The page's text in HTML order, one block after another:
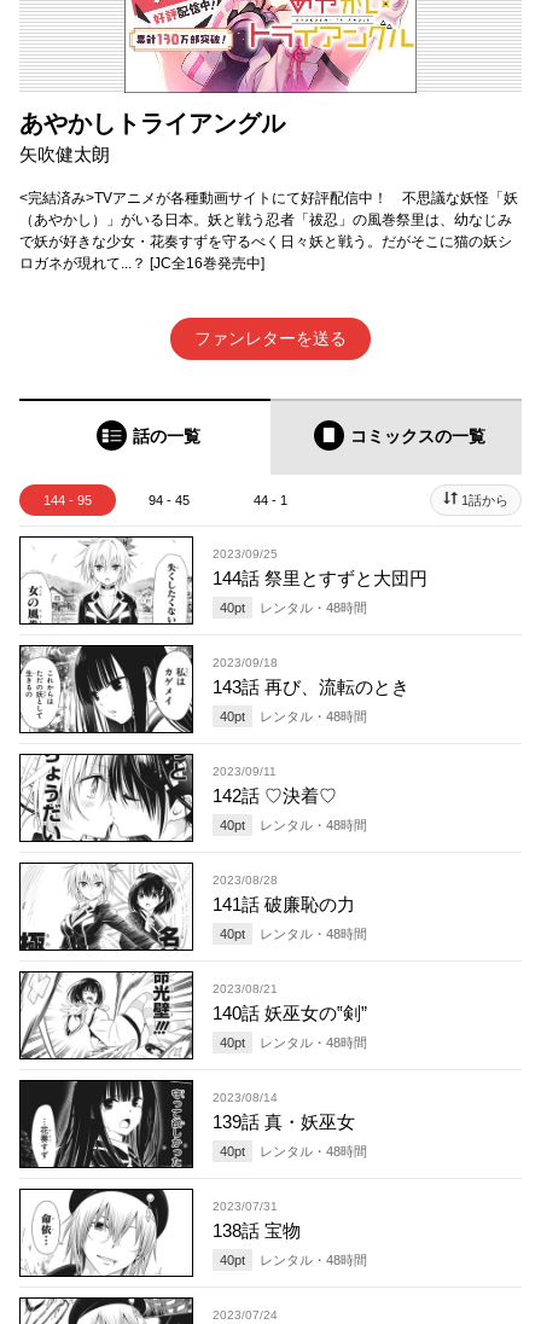
あやかしトライアングル
矢吹健太朗
<完結済み>TVアニメが各種動画サイトにて好評配信中！ 不思議な妖怪「妖
（あやかし）」がいる日本。妖と戦う忍者「祓忍」の風巻祭里は、幼なじみ
で妖が好きな少女・花奏すずを守るべく日々妖と戦う。だがそこに猫の妖シ
ロガネが現れて...？ [JC全16巻発売中]
ファンレターを送る
話の一覧 コミックスの一覧
144 - 95 94 - 45 44 - 1 1話から
2023/09/25
144話 祭里とすずと大団円
40pt レンタル・ 48時間
2023/09/18
143話 再び、流転のとき
40pt レンタル・ 48時間
2023/09/11
142話 ♡決着♡
40pt レンタル・ 48時間
2023/08/28
141話 破廉恥の力
40pt レンタル・ 48時間
2023/08/21
140話 妖巫女の‟剣”
40pt レンタル・ 48時間
2023/08/14
139話 真・妖巫女
40pt レンタル・ 48時間
2023/07/31
138話 宝物
40pt レンタル・ 48時間
2023/07/24